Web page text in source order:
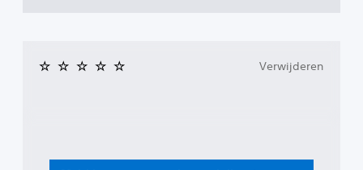
Verwijderen